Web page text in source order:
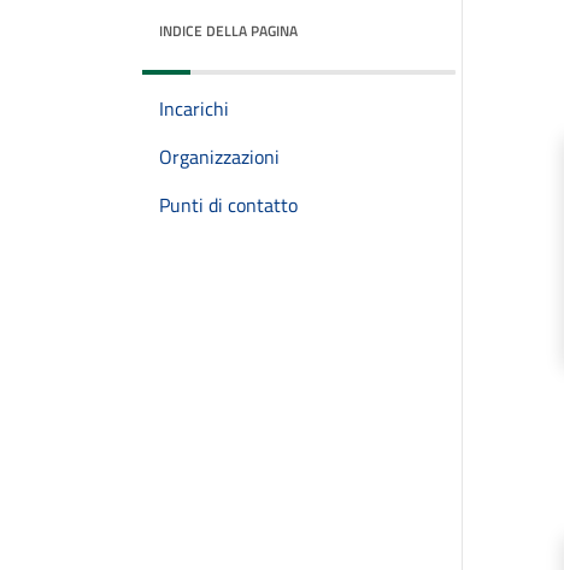
INDICE DELLA PAGINA
Incarichi
Organizzazioni
Punti di contatto